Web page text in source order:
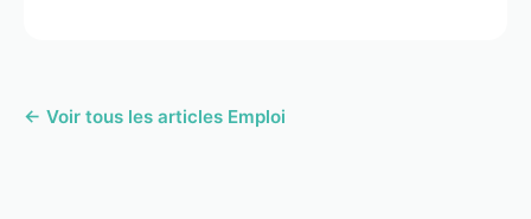
← Voir tous les articles Emploi